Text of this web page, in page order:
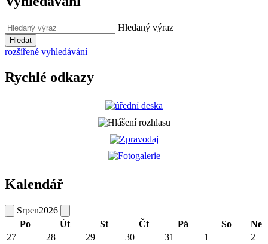
Hledaný výraz
Hledat
rozšířené vyhledávání
Rychlé odkazy
Kalendář
Srpen2026
Po
Út St Čt Pá So
Ne
27
28 29 30 31 1 2